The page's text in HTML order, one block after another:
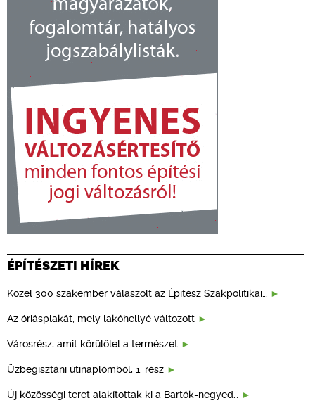
ÉPÍTÉSZETI HÍREK
Közel 300 szakember válaszolt az Építész Szakpolitikai…
Az óriásplakát, mely lakóhellyé változott
Városrész, amit körülölel a természet
Üzbegisztáni útinaplómból, 1. rész
Új közösségi teret alakítottak ki a Bartók-negyed…